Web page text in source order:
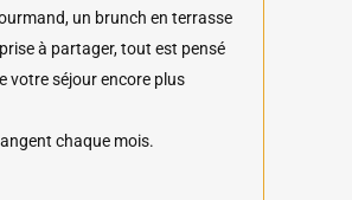
un brunch en terrasse
à partager, tout est pensé
votre séjour encore plus
chaque mois.